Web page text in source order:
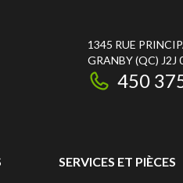
1345 RUE
GRANBY(QC) J2J
450
SERVICES ET PIÈCES